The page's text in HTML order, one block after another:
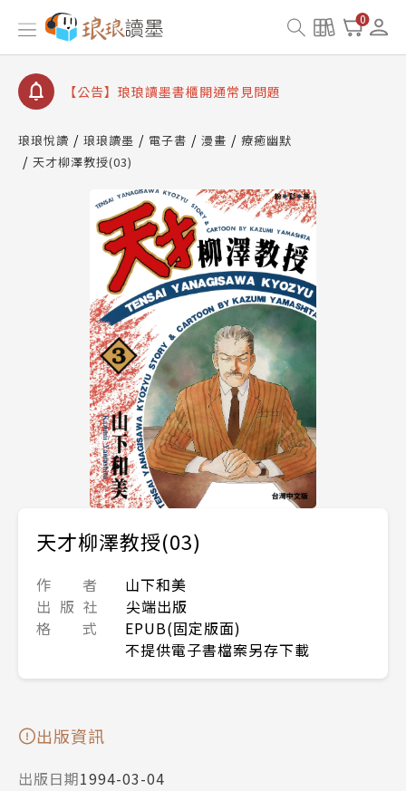
0
【公告】因 Readmoo 讀墨系統維護中，本站同步暫
停部分閱讀服務
【公告】琅琅讀墨數位閱讀資產合併與書櫃開通申請
【公告】琅琅讀墨書櫃開通常見問題
請圖文教學
【公告】琅琅書店服務升級重要說明及資產合併結果
查詢
【公告】因 Readmoo 讀墨系統維護中，本站同步暫
停部分閱讀服務
琅琅悅讀 琅琅讀墨 電子書 漫畫
療癒幽默
天才柳澤教授(03)
天才柳澤教授(03)
作 者
山下和美
出 版 社
尖端出版
格 式
EPUB(固定版面)
不提供電子書檔案另存下載
出版資訊
出版日期1994-03-04